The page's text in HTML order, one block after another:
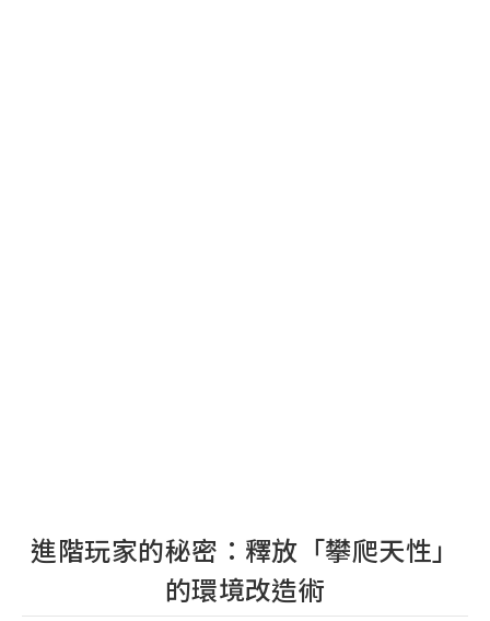
進階玩家的秘密：釋放「攀爬天性」
的環境改造術